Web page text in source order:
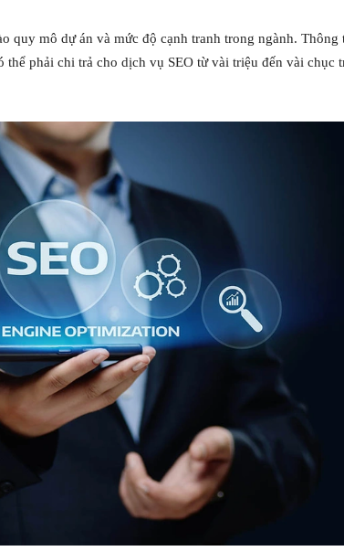
quy mô dự án và mức độ cạnh tranh trong ngành. Thông
thể phải chi trả cho dịch vụ SEO từ vài triệu đến vài chục